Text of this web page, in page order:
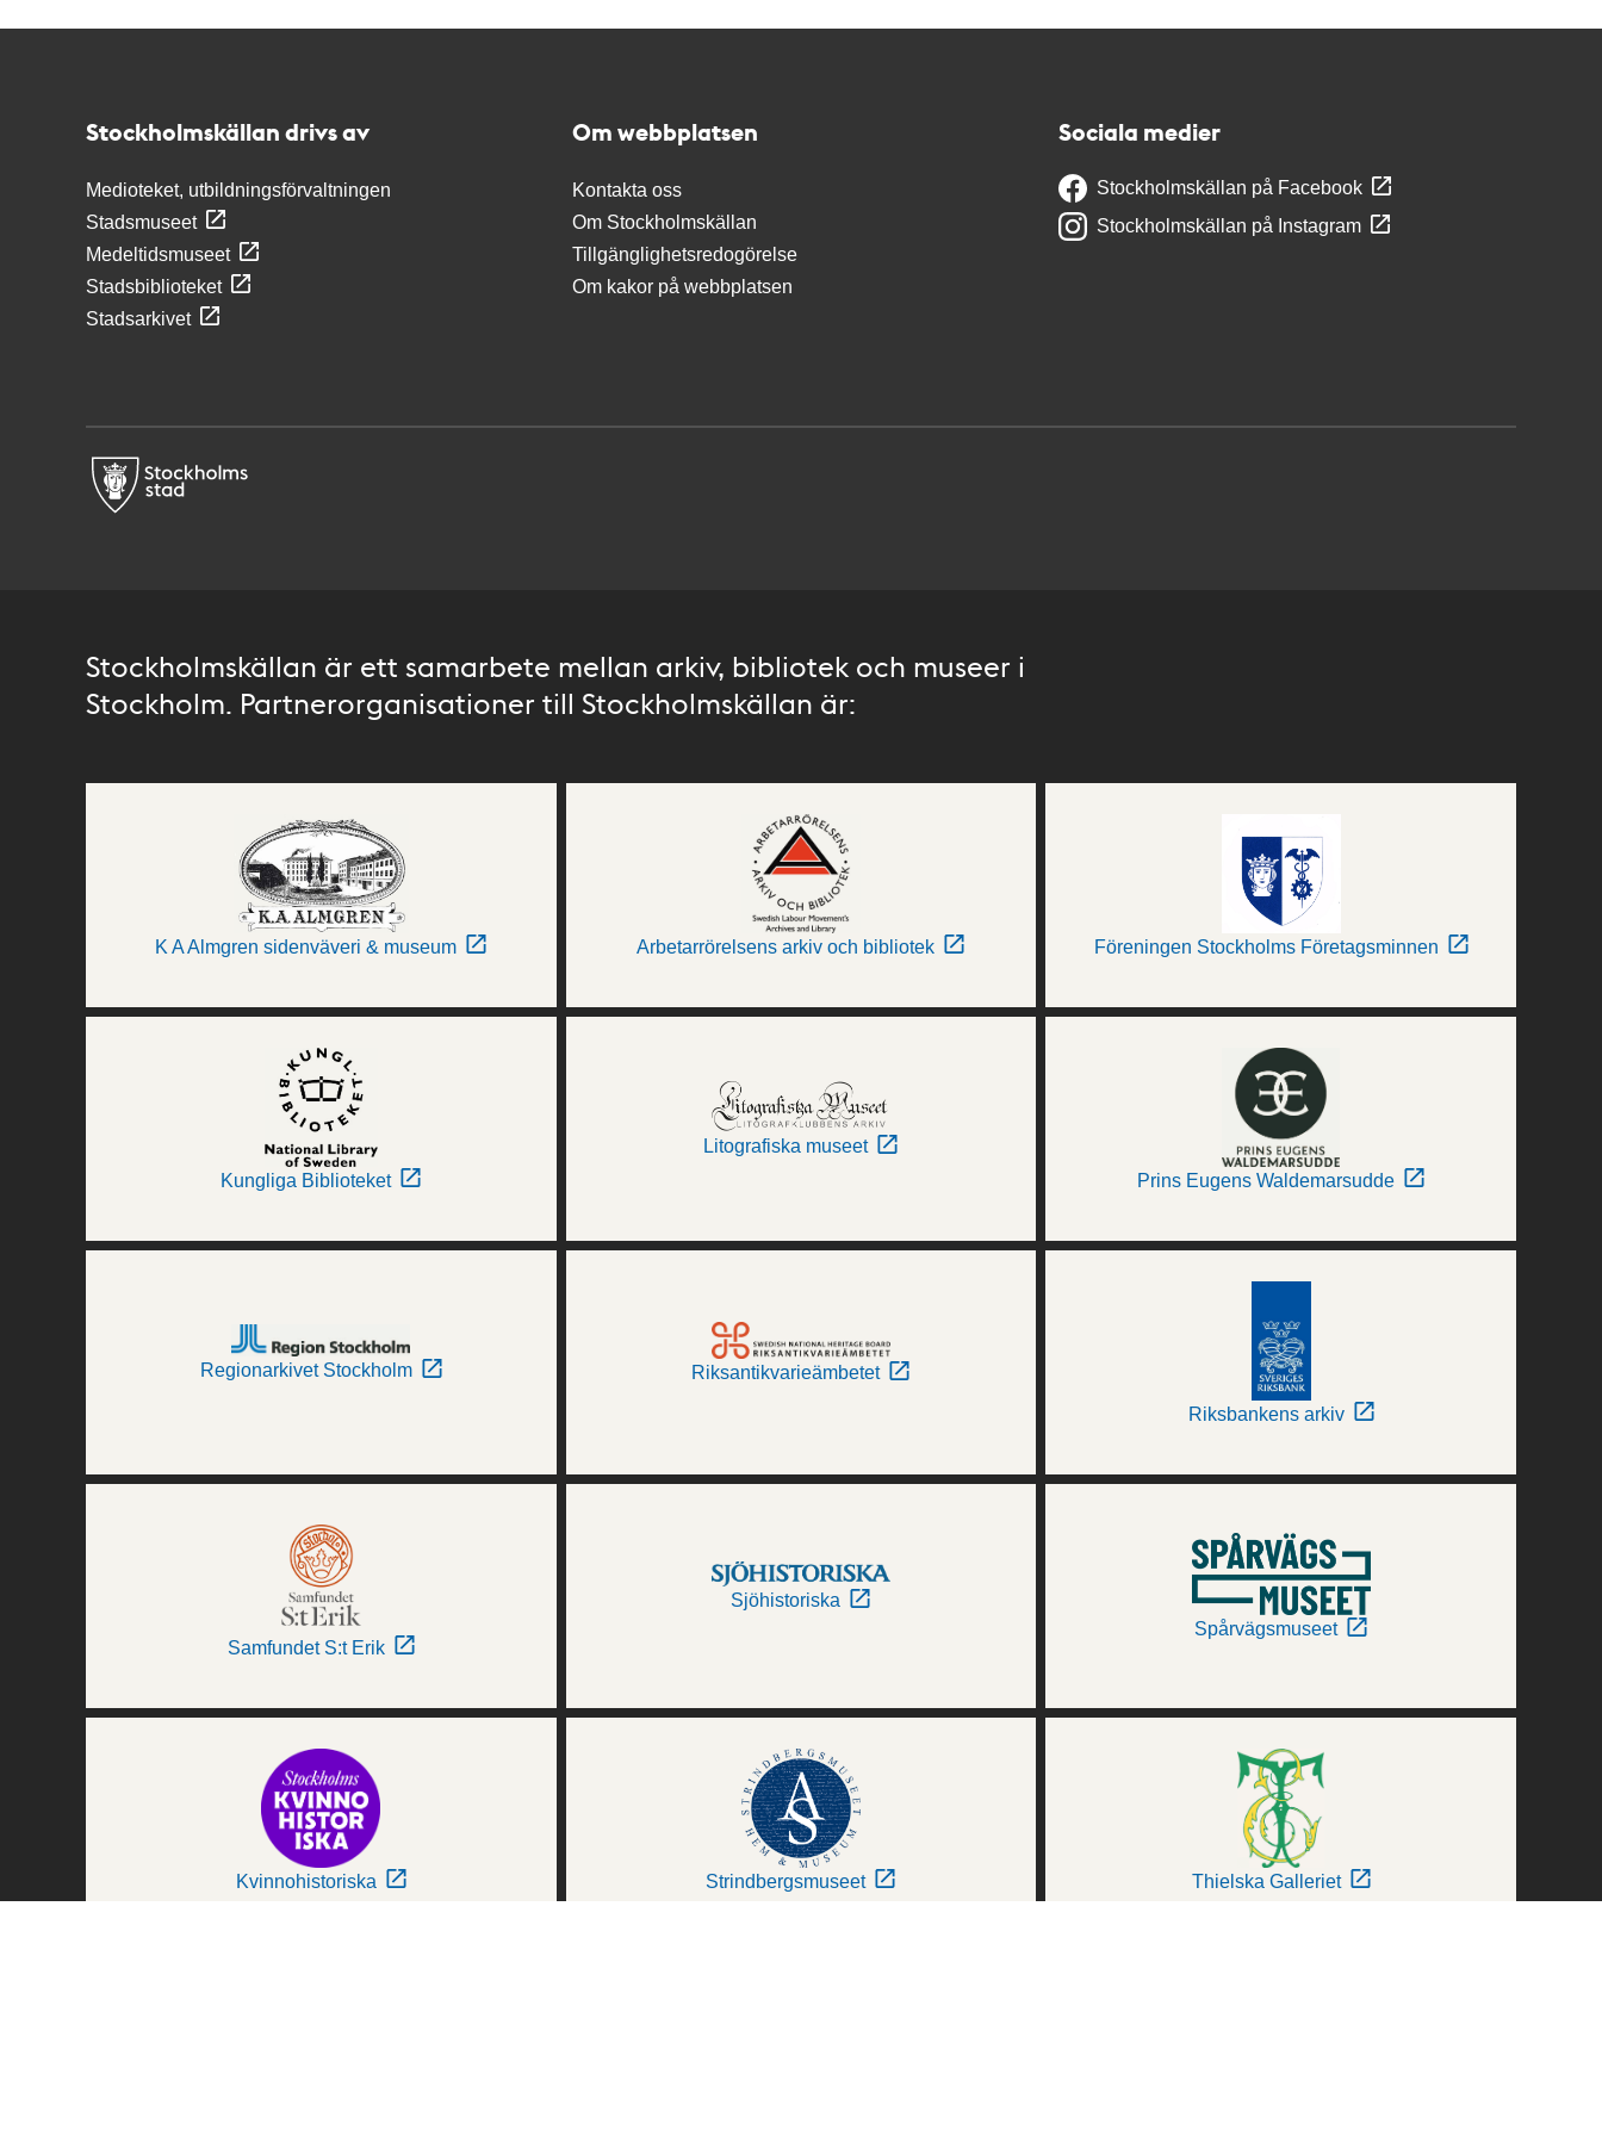
Stockholmskällan drivs av
Medioteket, utbildningsförvaltningen
Stadsmuseet
Medeltidsmuseet
Stadsbiblioteket
Stadsarkivet
Om webbplatsen
Kontakta oss
Om Stockholmskällan
Tillgänglighetsredogörelse
Om kakor på webbplatsen
Sociala medier
Stockholmskällan på Facebook
Stockholmskällan på Instagram
Stockholmskällan är ett samarbete mellan arkiv, bibliotek och museer i
Stockholm. Partnerorganisationer till Stockholmskällan är:
K A Almgren sidenväveri & museum Arbetarrörelsens arkiv och bibliotek Föreningen Stockholms Företagsminnen
Kungliga Biblioteket
Litografiska museet
Prins Eugens Waldemarsudde
Regionarkivet Stockholm Riksantikvarieämbetet
Riksbankens arkiv
Samfundet S:t Erik
Sjöhistoriska
Spårvägsmuseet
Kvinnohistoriska Strindbergsmuseet Thielska Galleriet